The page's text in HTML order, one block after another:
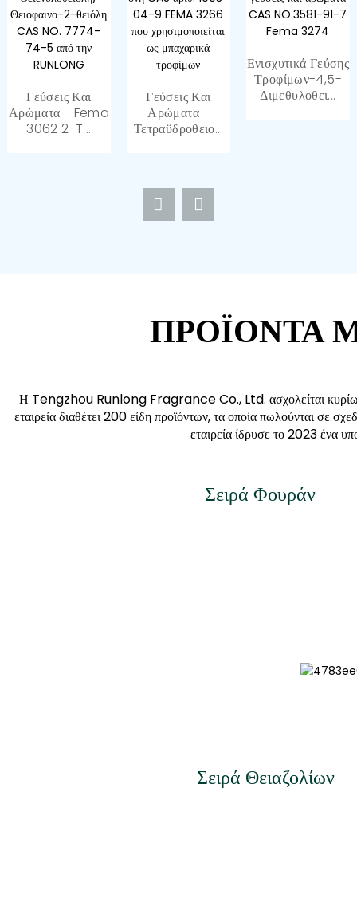
Γεύσεις Και
Αρώματα - Fema
3062 2-T...
Γεύσεις Και
Αρώματα -
Τετραϋδροθειο...
Ενισχυτικά Γεύσης
Τροφίμων-4,5-
Διμεθυλοθει...
ΠΡΟΪΌΝΤΑ
Η Tengzhou Runlong Fragrance Co., Ltd. ασχολείται κυρίως
εταιρεία διαθέτει 200 ​​είδη προϊόντων, τα οποία πωλούνται σε
εταιρεία ίδρυσε το 2023 ένα
Σειρά Φουράν
Σειρά Θειαζολίων